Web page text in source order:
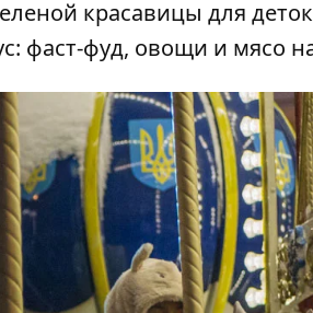
красавицы для
фаст-фуд, овощи и мясо